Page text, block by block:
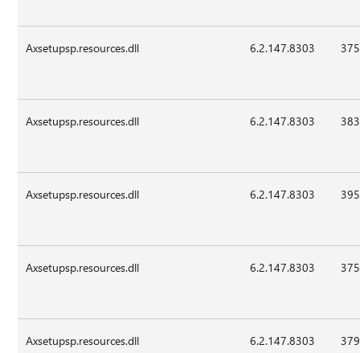
Axsetupsp.resources.dll 6.2.147.8303
Axsetupsp.resources.dll 6.2.147.8303
Axsetupsp.resources.dll 6.2.147.8303
Axsetupsp.resources.dll 6.2.147.8303
Axsetupsp.resources.dll 6.2.147.8303